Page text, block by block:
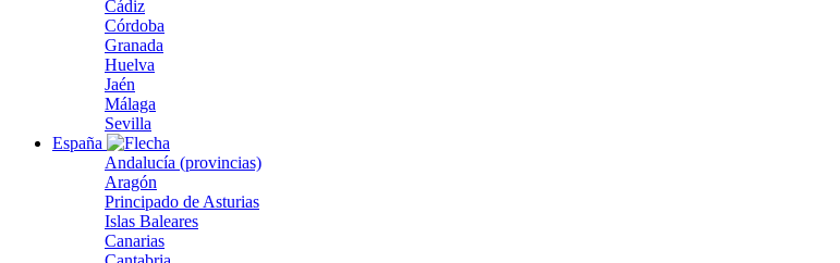
Cádiz
Córdoba
Granada
Huelva
Jaén
Málaga
Sevilla
España
Andalucía (provincias)
Aragón
Principado de Asturias
Islas Baleares
Canarias